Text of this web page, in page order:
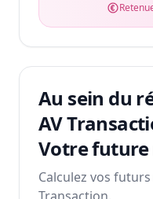
Au sein du
AV
Votre
Calculez vos